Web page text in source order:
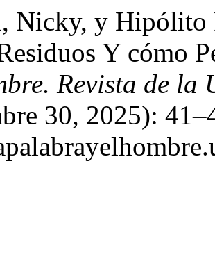
Nicky, y Hipólito
Y cómo
Revista de la
30, 2025):